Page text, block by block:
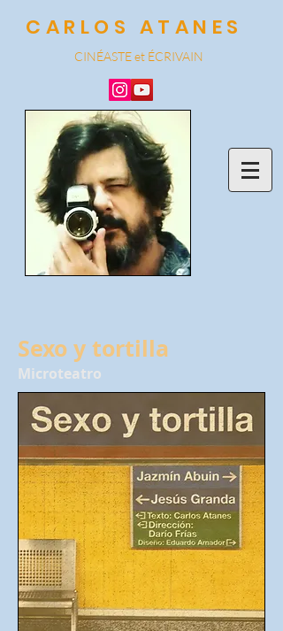
CARLOS ATANES
CINÉASTE et ÉCRIVAIN
Sexo y tortilla
Microteatro